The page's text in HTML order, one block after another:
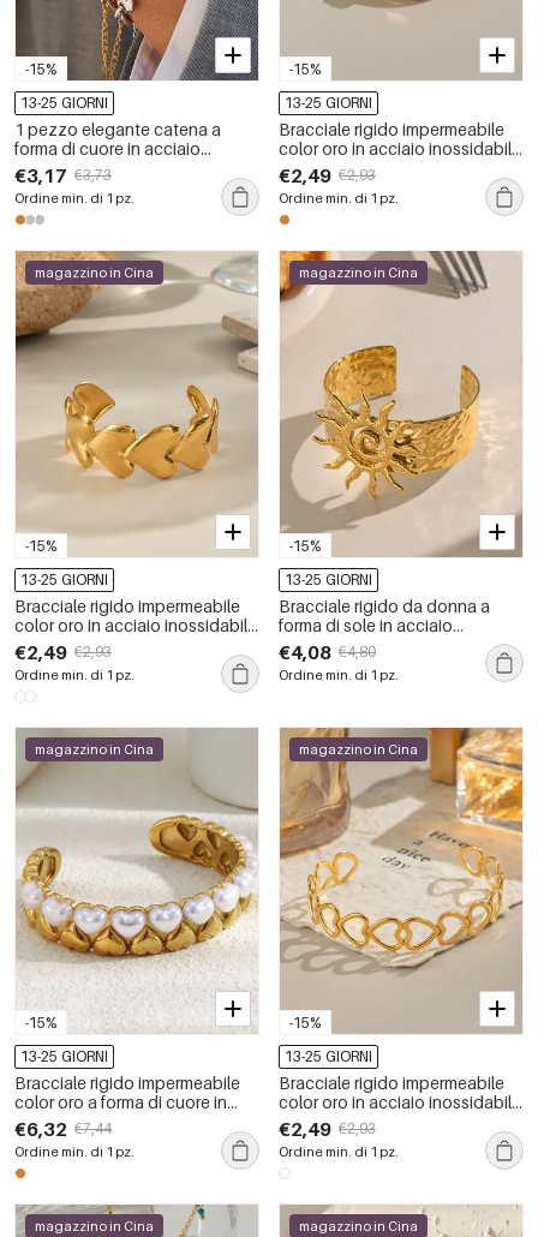
-15%
13-25 GIORNI
1 pezzo elegante catena a
forma di cuore in acciaio
inossidabile impermeabile color
oro braccialetti da donna set
€3,17 €3,73
Ordine min. di 1 pz.
-15%
13-25 GIORNI
Bracciale rigido impermeabile
color oro in acciaio inossidabile
con trifoglio a forma di cuore, 1
pezzo
€2,49 €2,93
Ordine min. di 1 pz.
-15%
magazzino in Cina
13-25 GIORNI
Bracciale rigido impermeabile
color oro in acciaio inossidabile
a forma di cuore, 1 pezzo
€2,49 €2,93
Ordine min. di 1 pz.
-15%
magazzino in Cina
13-25 GIORNI
Bracciale rigido da donna a
forma di sole in acciaio
inossidabile, impermeabile,
color oro.
€4,08 €4,80
Ordine min. di 1 pz.
-15%
magazzino in Cina
13-25 GIORNI
Bracciale rigido impermeabile
color oro a forma di cuore in
acciaio inossidabile
€6,32 €7,44
Ordine min. di 1 pz.
-15%
magazzino in Cina
13-25 GIORNI
Bracciale rigido impermeabile
color oro in acciaio inossidabile
con cuore classico da 1 pezzo
€2,49 €2,93
Ordine min. di 1 pz.
magazzino in Cina magazzino in Cina